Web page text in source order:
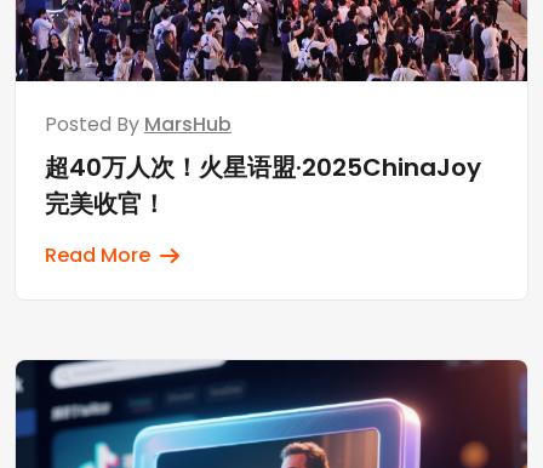
Posted By MarsHub
超40万人次！火星语盟·2025ChinaJoy
完美收官！
Read More